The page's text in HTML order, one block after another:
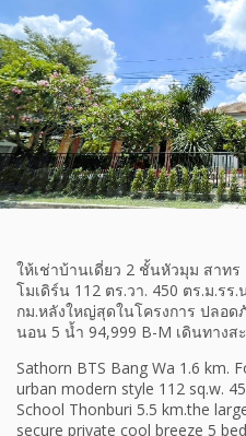
ให้เช่าบ้านเดี่ยว 2 ชั้นหัวมุม สาทร
โมเดิร์น 112 ตร.วา. 450 ตร.ม.ร
กม.หลังใหญ่สุดในโครงการ ปลอด
นอน 5 น้ำ 94,999 B-M เดินทางส
Sathorn BTS Bang Wa 1.6 km.
urban modern style 112 sq.w.
School Thonburi 5.5 km.the
secure private cool breeze 5